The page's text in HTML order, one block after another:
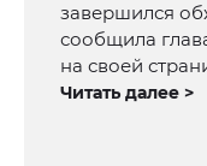
завершился
сообщила
на своей
Читать далее >